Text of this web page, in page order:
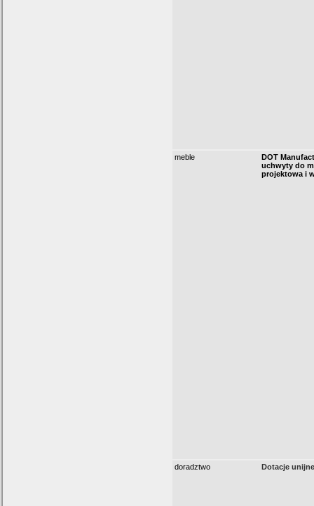
meble
DOT
uchwyty do
projektowa i
doradztwo Dotacje unijne